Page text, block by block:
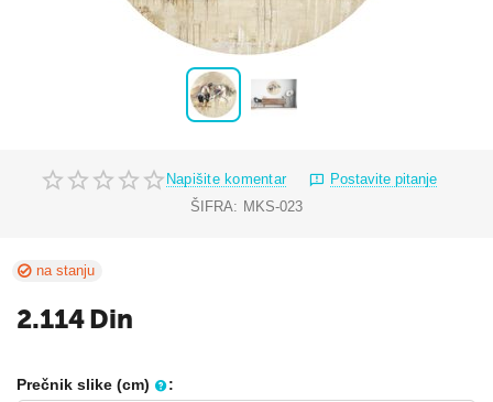
Napišite komentar
Postavite pitanje
ŠIFRA: MKS-023
na stanju
2.114Din
Prečnik slike (cm) :